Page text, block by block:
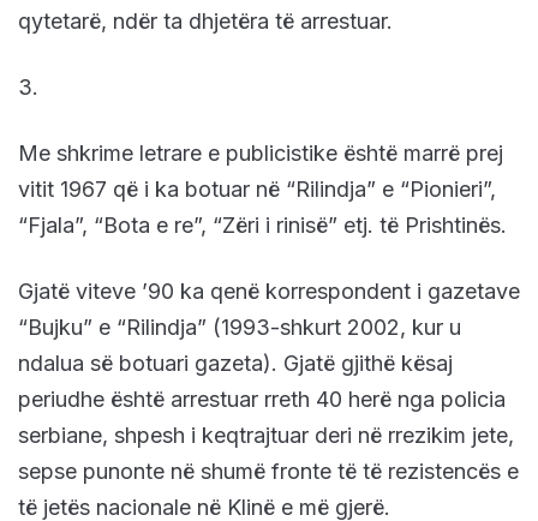
qytetarë, ndër ta dhjetëra të arrestuar.
3.
Me shkrime letrare e publicistike është marrë prej
vitit 1967 që i ka botuar në “Rilindja” e “Pionieri”,
“Fjala”, “Bota e re”, “Zëri i rinisë” etj. të Prishtinës.
Gjatë viteve ’90 ka qenë korrespondent i gazetave
“Bujku” e “Rilindja” (1993-shkurt 2002, kur u
ndalua së botuari gazeta). Gjatë gjithë kësaj
periudhe është arrestuar rreth 40 herë nga policia
serbiane, shpesh i keqtrajtuar deri në rrezikim jete,
sepse punonte në shumë fronte të të rezistencës e
të jetës nacionale në Klinë e më gjerë.